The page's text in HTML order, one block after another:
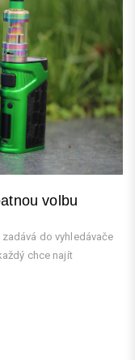
volbu
do vyhledávače
chce najít